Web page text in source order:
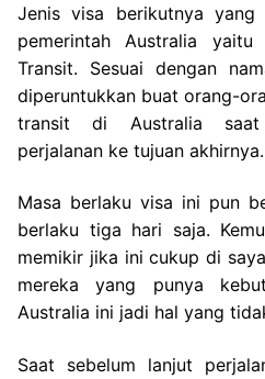
Jenis visa berikutnya
pemerintah Australia
Transit. Sesuai dengan
diperuntukkan buat orang-
transit di Australia saat
perjalanan ke tujuan akhirnya.
Masa berlaku visa ini pun
berlaku tiga hari saja.
memikir jika ini cukup di
mereka yang punya
Australia ini jadi hal yang
Saat sebelum lanjut